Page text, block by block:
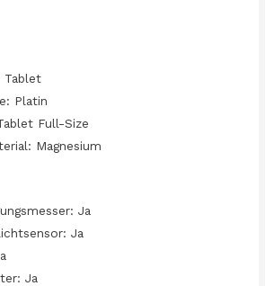
Tablet
Platin
Full-Size
Magnesium
Ja
Ja
Ja